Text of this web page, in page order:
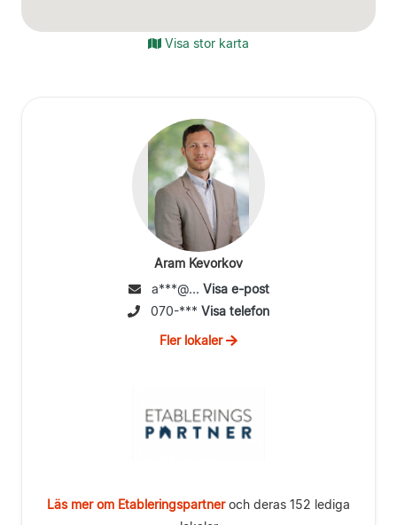
Visa stor karta
Aram Kevorkov
a***@... Visa e-post
070-*** Visa telefon
Fler lokaler
Läs mer om Etableringspartneroch deras 152 lediga